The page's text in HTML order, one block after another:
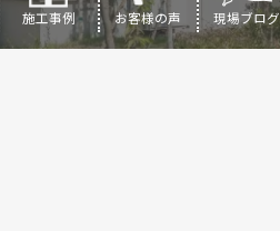
施工事例 お客様の声 現場ブログ